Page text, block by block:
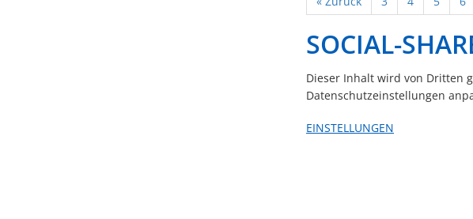
SOCIAL-
Dieser Inhalt wird von Dritten
Datenschutzeinstellungen
EINSTELLUNGEN